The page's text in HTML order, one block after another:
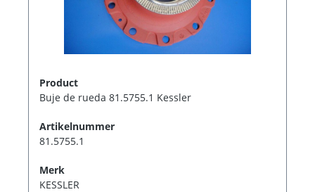
Product
Buje de rueda 81.5755.1 Kessler
Artikelnummer
81.5755.1
Merk
KESSLER